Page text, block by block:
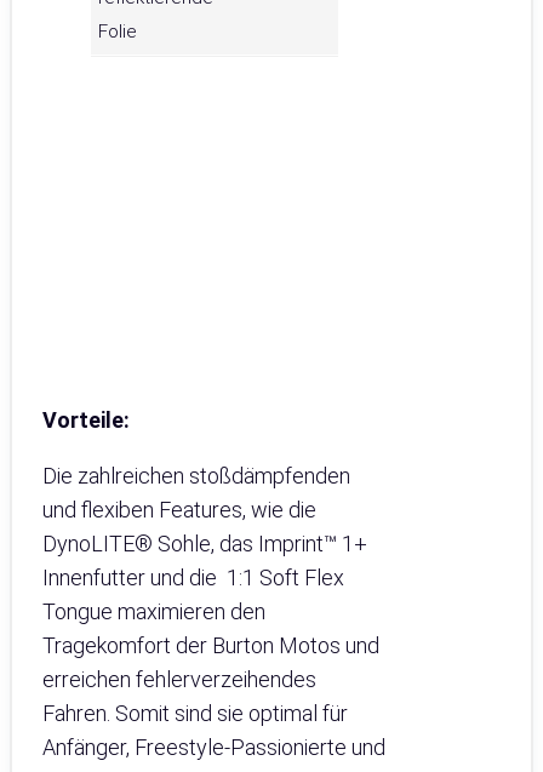
Folie
Vorteile:
Die zahlreichen stoßdämpfenden
und flexiben Features, wie die
DynoLITE® Sohle, das Imprint™ 1+
Innenfutter und die 1:1 Soft Flex
Tongue maximieren den
Tragekomfort der Burton Motos und
erreichen fehlerverzeihendes
Fahren. Somit sind sie optimal für
Anfänger, Freestyle-Passionierte und